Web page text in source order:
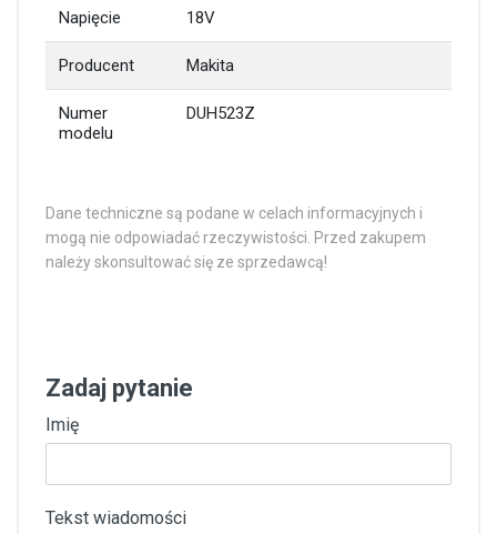
Napięcie 18V
Producent Makita
Numer
modelu
DUH523Z
Dane techniczne są podane w celach informacyjnych i
mogą nie odpowiadać rzeczywistości. Przed zakupem
należy skonsultować się ze sprzedawcą!
Zadaj pytanie
Imię
Tekst wiadomości